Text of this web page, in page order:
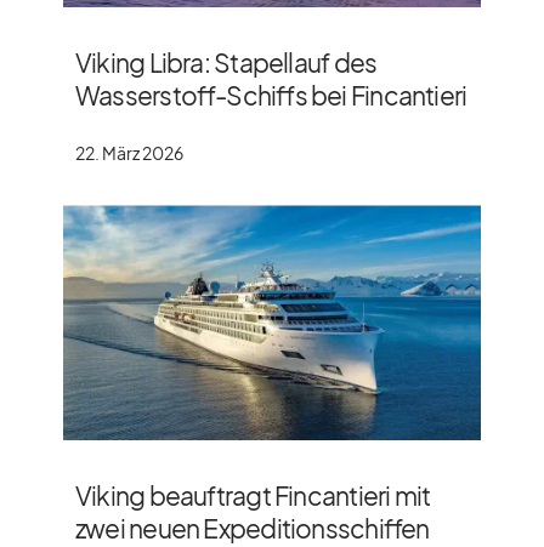
Viking Libra: Stapellauf des
Wasserstoff-Schiffs bei Fincantieri
22. März 2026
Viking beauftragt Fincantieri mit
zwei neuen Expeditionsschiffen